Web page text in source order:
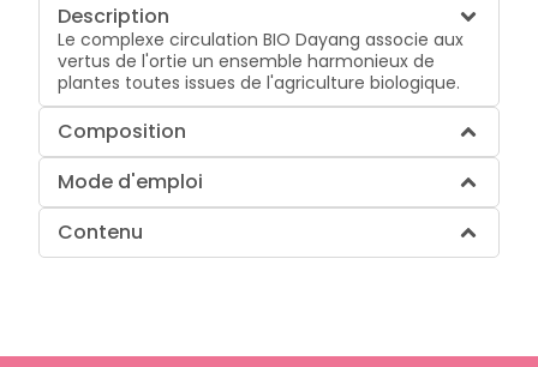
Description
Le complexe circulation BIO Dayang associe aux
vertus de l'ortie un ensemble harmonieux de
plantes toutes issues de l'agriculture biologique.
Composition
Mode d'emploi
Contenu